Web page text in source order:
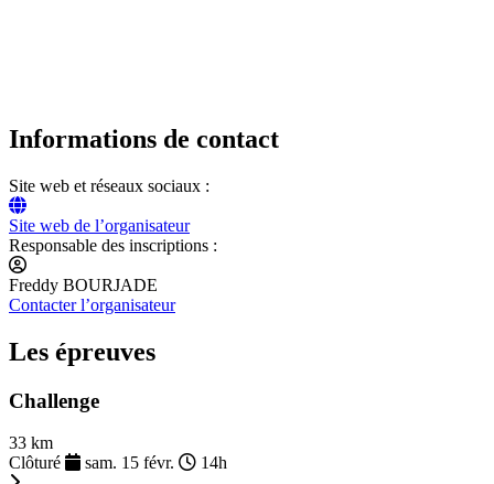
Informations de contact
Site web et réseaux sociaux :
Site web de l’organisateur
Responsable des inscriptions :
Freddy BOURJADE
Contacter l’organisateur
Les épreuves
Challenge
33 km
Clôturé
sam. 15 févr. 14h